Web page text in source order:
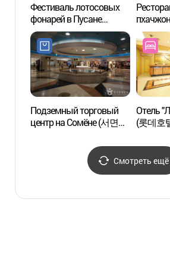
Фестиваль лотосовых
фонарей в Пусане
(부산연등회)
Подземный торговый
центр на Сомёне (서면
Отель
(롯데호
Смотреть ещё